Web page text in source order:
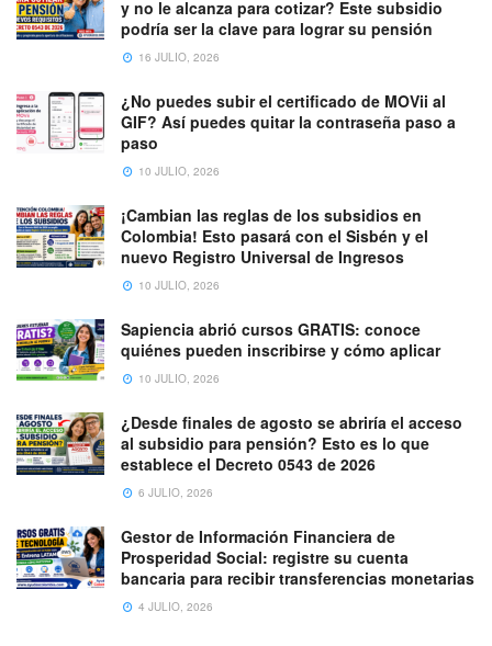
y no le alcanza para cotizar? Este subsidio
podría ser la clave para lograr su pensión
16 JULIO, 2026
¿No puedes subir el certificado de MOVii al
GIF? Así puedes quitar la contraseña paso a
paso
10 JULIO, 2026
¡Cambian las reglas de los subsidios en
Colombia! Esto pasará con el Sisbén y el
nuevo Registro Universal de Ingresos
10 JULIO, 2026
Sapiencia abrió cursos GRATIS: conoce
quiénes pueden inscribirse y cómo aplicar
10 JULIO, 2026
¿Desde finales de agosto se abriría el acceso
al subsidio para pensión? Esto es lo que
establece el Decreto 0543 de 2026
6 JULIO, 2026
Gestor de Información Financiera de
Prosperidad Social: registre su cuenta
bancaria para recibir transferencias monetarias
4 JULIO, 2026